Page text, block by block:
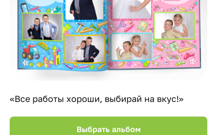
«Все работы хороши, выбирай на вкус!»
Выбрать альбом